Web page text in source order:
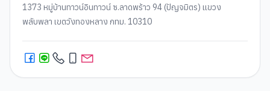
1373 หมู่บ้านทาวน์อินทาวน์ ซ.ลาดพร้าว 94 (ปัญจมิตร) แขวง
พลับพลา เขตวังทองหลาง กทม. 10310